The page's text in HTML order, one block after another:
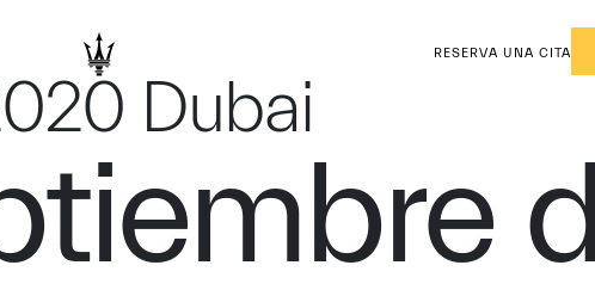
RESERVA UNA CITA
Dubai